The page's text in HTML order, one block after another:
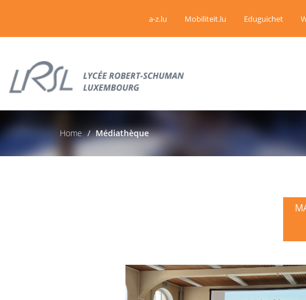
a-z.lu Mobiliteit.lu Eduguichet
Home Médiathèque